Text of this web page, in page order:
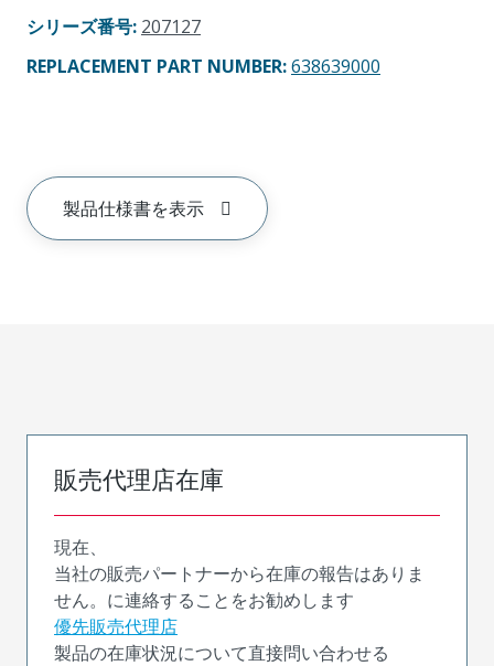
シリーズ番号: 207127
REPLACEMENT PART NUMBER:638639000
製品仕様書を表示
販売代理店在庫
現在、
当社の販売パートナーから在庫の報告はありま
せん。に連絡することをお勧めします
優先販売代理店
製品の在庫状況について直接問い合わせる